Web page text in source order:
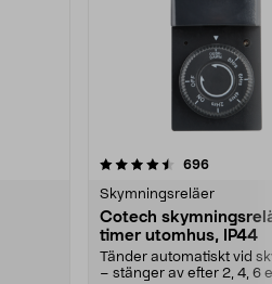
696
Skymningsreläer
Cotech
timer utomhus, IP44
Tänder automatiskt vid
– stänger av efter 2, 4, 6
4.5av 5 stjärnor